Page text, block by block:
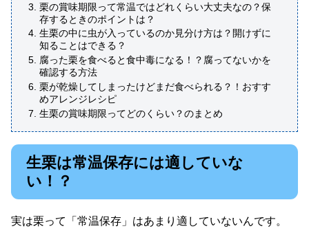
栗の賞味期限って常温ではどれくらい大丈夫なの？保
存するときのポイントは？
生栗の中に虫が入っているのか見分け方は？開けずに
知ることはできる？
腐った栗を食べると食中毒になる！？腐ってないかを
確認する方法
栗が乾燥してしまったけどまだ食べられる？！おすす
めアレンジレシピ
生栗の賞味期限ってどのくらい？のまとめ
生栗は常温保存には適していな
い！？
実は栗って「常温保存」はあまり適していないんです。